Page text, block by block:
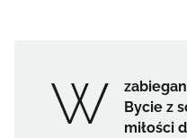
W
Bycie z
miłości